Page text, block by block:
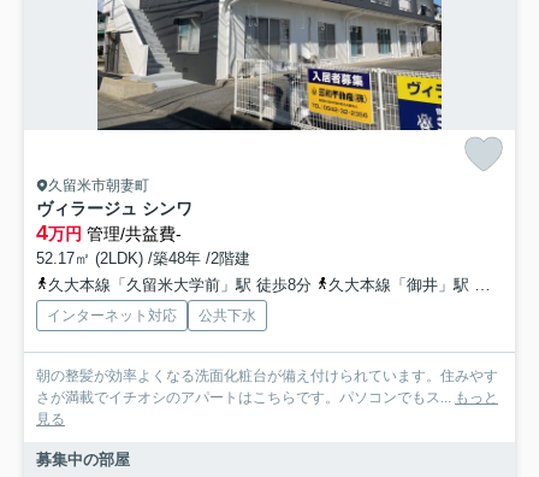
久留米市朝妻町
ヴィラージュ シンワ
4万円 管理/共益費-
52.17㎡ (2LDK) /築48年 /2階建
久大本線「久留米大学前」駅 徒歩8分
久大本線「御井」駅 徒歩27分
インターネット対応 公共下水
朝の整髪が効率よくなる洗面化粧台が備え付けられています。住みやす
さが満載でイチオシのアパートはこちらです。パソコンでもス... もっと
見る
募集中の部屋